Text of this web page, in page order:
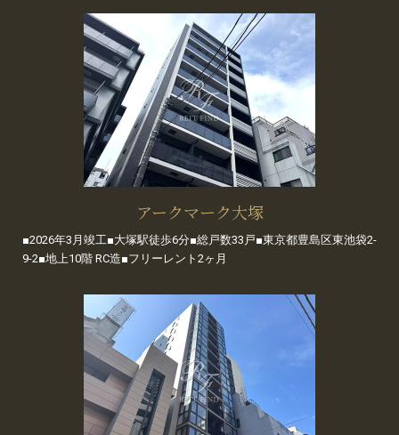
アークマーク大塚
■2026年3月竣工■大塚駅徒歩6分■総戸数33戸■東京都豊島区東池袋2-
9-2■地上10階 RC造■フリーレント2ヶ月